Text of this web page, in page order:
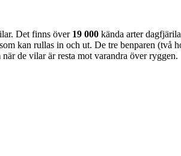
Det finns över 19 000 kända arter
kan rullas in och ut. De tre benparen
de vilar är resta mot varandra över ryggen.